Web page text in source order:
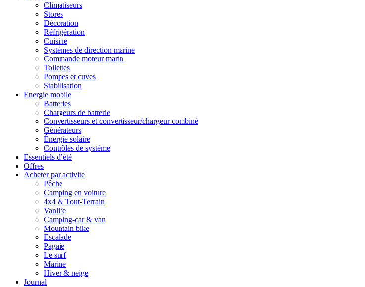
Climatiseurs
Stores
Décoration
Réfrigération
Cuisine
Systèmes de direction marine
Commande moteur marin
Toilettes
Pompes et cuves
Stabilisation
Energie mobile
Batteries
Chargeurs de batterie
Convertisseurs et convertisseur/chargeur combiné
Générateurs
Énergie solaire
Contrôles de système
Essentiels d’été
Offres
Acheter par activité
Pêche
Camping en voiture
4x4 & Tout-Terrain
Vanlife
Camping-car & van
Mountain bike
Escalade
Pagaie
Le surf
Marine
Hiver & neige
Journal